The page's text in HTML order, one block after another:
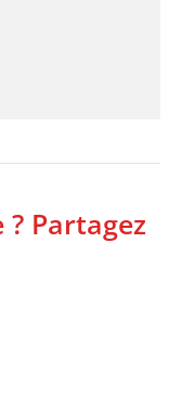
Partagez